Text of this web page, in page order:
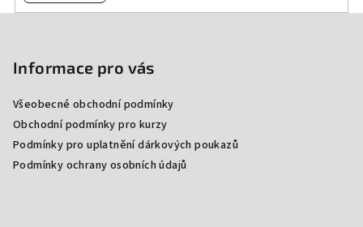
Informace pro vás
Všeobecné obchodní podmínky
Obchodní podmínky pro kurzy
Podmínky pro uplatnění dárkových poukazů
Podmínky ochrany osobních údajů